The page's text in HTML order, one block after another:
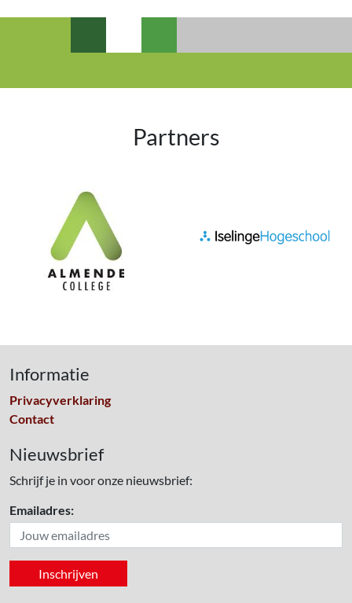
Partners
Informatie
Privacyverklaring
Contact
Nieuwsbrief
Schrijf je in voor onze nieuwsbrief:
Emailadres: